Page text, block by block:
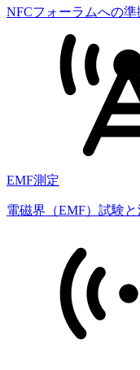
NFCフォーラムへの準
EMF測定
電磁界（EMF）試験と